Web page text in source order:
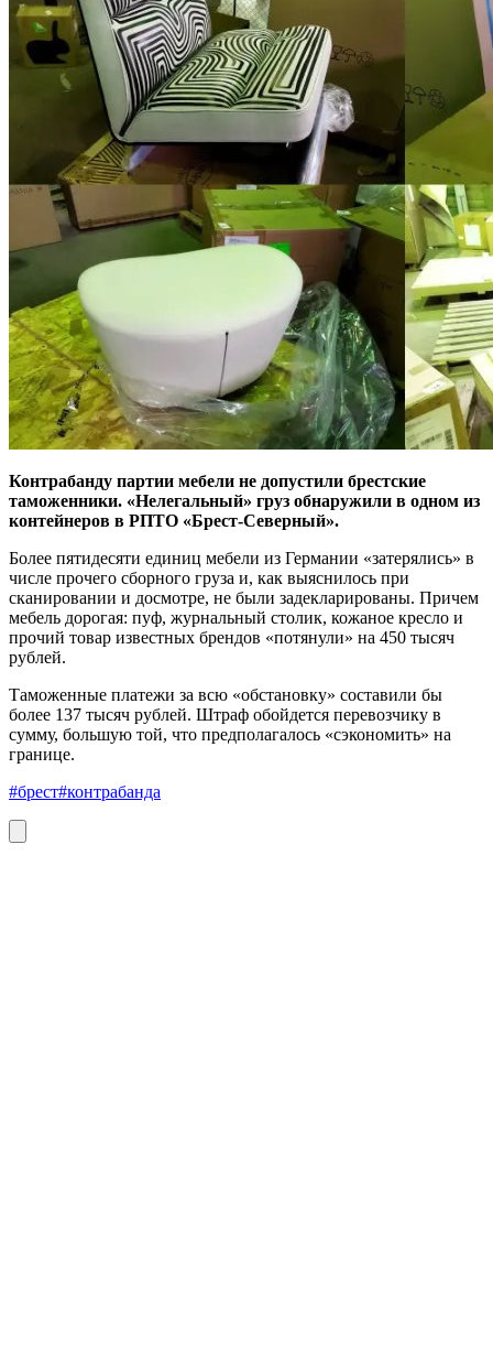
Контрабанду партии мебели не допустили брестские
таможенники. «Нелегальный» груз обнаружили в одном из
контейнеров в РПТО «Брест-Северный».
Более пятидесяти единиц мебели из Германии «затерялись» в
числе прочего сборного груза и, как выяснилось при
сканировании и досмотре, не были задекларированы. Причем
мебель дорогая: пуф, журнальный столик, кожаное кресло и
прочий товар известных брендов «потянули» на 450 тысяч
рублей.
Таможенные платежи за всю «обстановку» составили бы
более 137 тысяч рублей. Штраф обойдется перевозчику в
сумму, большую той, что предполагалось «сэкономить» на
границе.
#брест#контрабанда